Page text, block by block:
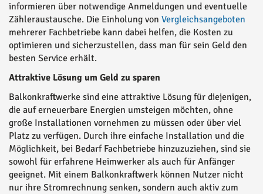
informieren über notwendige Anmeldungen und eventuelle
Zähleraustausche. Die Einholung von Vergleichsangeboten
mehrerer Fachbetriebe kann dabei helfen, die Kosten zu
optimieren und sicherzustellen, dass man für sein Geld den
besten Service erhält.
Attraktive Lösung um Geld zu sparen
Balkonkraftwerke sind eine attraktive Lösung für diejenigen,
die auf erneuerbare Energien umsteigen möchten, ohne
große Installationen vornehmen zu müssen oder über viel
Platz zu verfügen. Durch ihre einfache Installation und die
Möglichkeit, bei Bedarf Fachbetriebe hinzuzuziehen, sind sie
sowohl für erfahrene Heimwerker als auch für Anfänger
geeignet. Mit einem Balkonkraftwerk können Nutzer nicht
nur ihre Stromrechnung senken, sondern auch aktiv zum